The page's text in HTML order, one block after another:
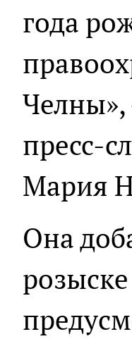
года
Челны»,
пресс-
Мария
Она